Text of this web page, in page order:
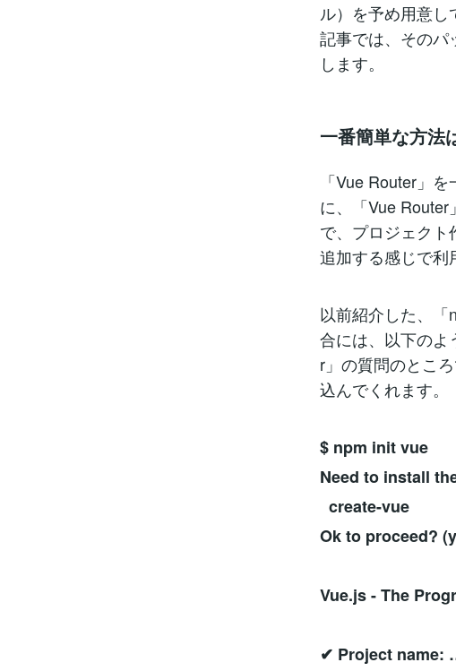
ル）を予め用意
記事では、そのパ
します。
一番簡単な方法
「Vue Router」
に、「Vue
で、プロジェク
追加する感じで利
以前紹介した、
合には、以下のよ
r」の質問のとこ
込んでくれます。
$ npm init vue
Need to install
create-vue
Ok to proceed?
Vue.js - The
✔ Project name: